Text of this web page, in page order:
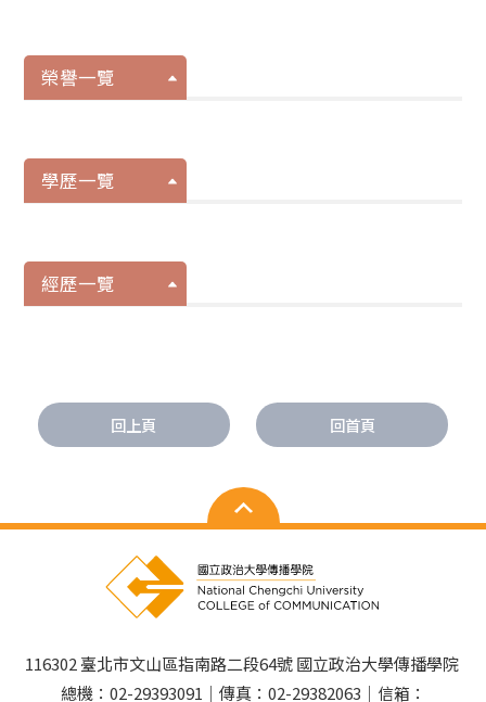
榮譽一覽
學歷一覽
經歷一覽
回上頁 回首頁
116302 臺北市文山區指南路二段64號 國立政治大學傳播學院
總機：02-29393091｜傳真：02-29382063｜信箱：